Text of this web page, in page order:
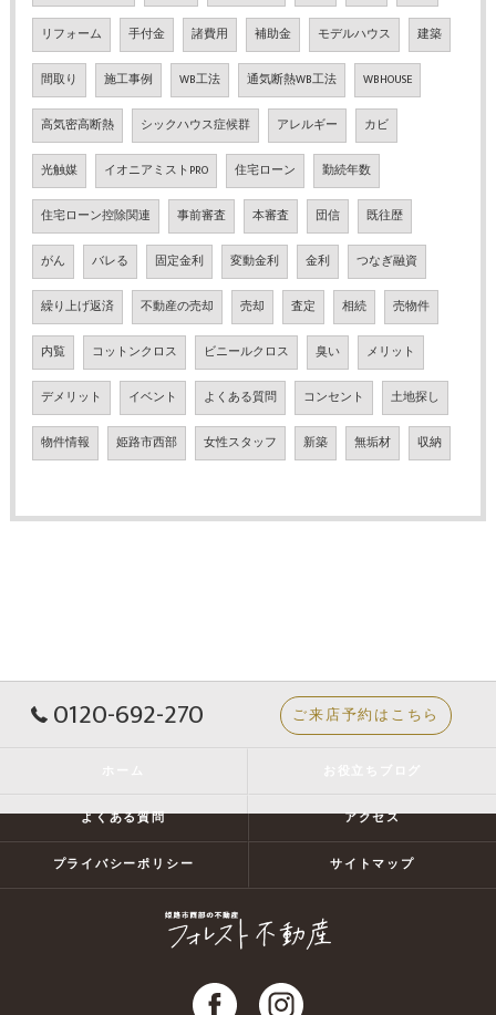
リフォーム 手付金 諸費用 補助金 モデルハウス 建築
間取り 施工事例 WB工法 通気断熱WB工法 WBHOUSE
高気密高断熱 シックハウス症候群 アレルギー カビ
光触媒 イオニアミストPRO 住宅ローン 勤続年数
住宅ローン控除関連 事前審査 本審査 団信 既往歴
がん バレる 固定金利 変動金利 金利 つなぎ融資
繰り上げ返済 不動産の売却 売却 査定 相続 売物件
内覧 コットンクロス ビニールクロス 臭い メリット
デメリット イベント よくある質問 コンセント 土地探し
物件情報 姫路市西部 女性スタッフ 新築 無垢材 収納
0120-692-270 ご来店予約はこちら
よくある質問 アクセス
プライバシーポリシー サイトマップ